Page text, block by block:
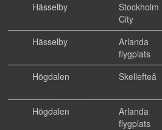
Hässelby
Stockholm
City
Hässelby
Arlanda
flygplats
Högdalen
Skellefteå
Högdalen
Arlanda
flygplats